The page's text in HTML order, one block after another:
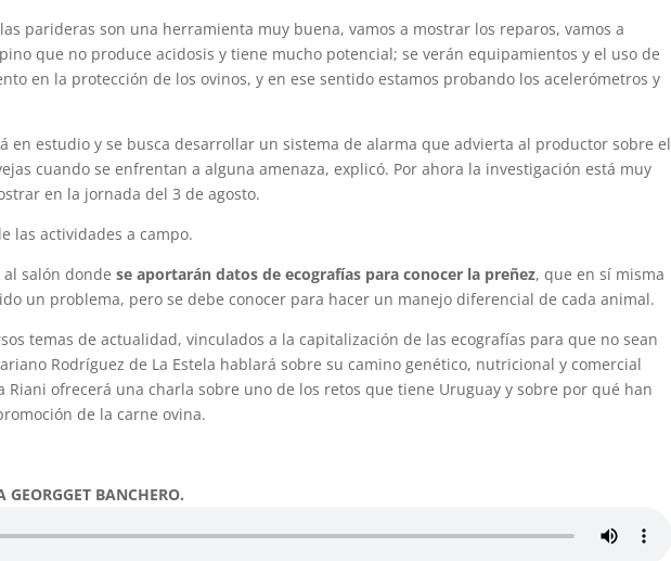
parideras son una herramienta muy buena, vamos a mostrar los reparos, vamos a
que no produce acidosis y tiene mucho potencial; se verán equipamientos y el uso de
en la protección de los ovinos, y en ese sentido estamos probando los acelerómetros y
en estudio y se busca desarrollar un sistema de alarma que advierta al productor sobre el
cuando se enfrentan a alguna amenaza, explicó. Por ahora la investigación está muy
en la jornada del 3 de agosto.
las actividades a campo.
al salón dondese aportarán datos de ecografías para conocer la preñez, que en sí misma
un problema, pero se debe conocer para hacer un manejo diferencial de cada animal.
temas de actualidad, vinculados a la capitalización de las ecografías para que no sean
Rodríguez de La Estela hablará sobre su camino genético, nutricional y comercial
Riani ofrecerá una charla sobre uno de los retos que tiene Uruguay y sobre por qué han
de la carne ovina.
GEORGGET BANCHERO.